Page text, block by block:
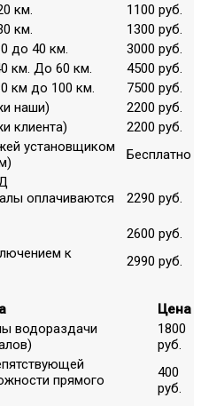
км.
1100 руб.
км.
1300 руб.
до 40 км.
3000 руб.
км. До 60 км.
4500 руб.
км до 100 км.
7500 руб.
наши)
2200 руб.
клиента)
2200 руб.
установщиком
Бесплатно
оплачиваются
2290 руб.
2600 руб.
к
2990 руб.
Цена
водораздачи
1800
руб.
прямого
400
руб.